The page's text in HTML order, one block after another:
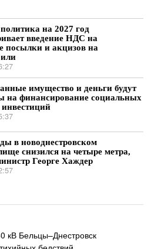
на 2027 год
введение НДС на
посылки и акцизов на
имущество и деньги будут
на финансирование социальных
в новоднестровском
снизился на четыре метра,
Георге Хаждер
кВ Бельцы–Днестровск